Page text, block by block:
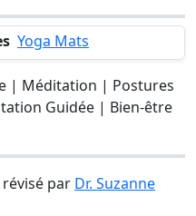
Yoga Mats
| Méditation | Postures
Guidée | Bien-être
révisé par Dr. Suzanne